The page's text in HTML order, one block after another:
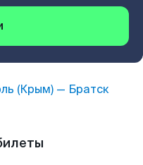
(Крым)— Братск